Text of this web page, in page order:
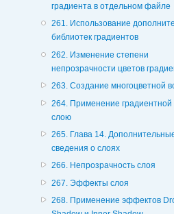
градиента в отдельном файле
261. Использование
библиотек градиентов
262. Изменение степени
непрозрачности цветов
263. Создание многоцветной
264. Применение градиентной
слою
265. Глава 14.
сведения о слоях
266. Непрозрачность слоя
267. Эффекты слоя
268. Применение эффектов